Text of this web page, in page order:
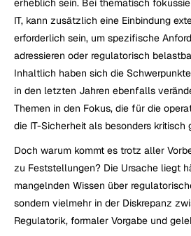
erheblich sein. Bei thematisch
IT, kann zusätzlich eine Einbindung
erforderlich sein, um spezifische
adressieren oder regulatorisch
Inhaltlich haben sich die
in den letzten Jahren ebenfalls
Themen in den Fokus, die für die
die IT-Sicherheit als besonders kritisch
Doch warum kommt es trotz aller
zu Feststellungen? Die Ursache liegt
mangelnden Wissen über
sondern vielmehr in der Diskrepanz
Regulatorik, formaler Vorgabe und